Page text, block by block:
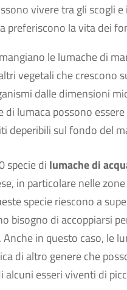
vivere tra gli scogli
preferiscono la vita dei
le lumache di
vegetali che crescono
dalle dimensioni
di lumaca possono
deperibili sul fondo del
specie di lumache di
in particolare nelle
specie riescono a
bisogno di accoppiarsi
Anche in questo caso, le
di altro genere che
alcuni esseri viventi di